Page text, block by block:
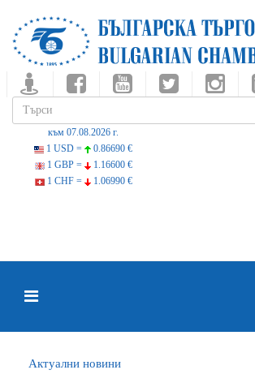
към 07.08.2026 г.
1 USD =
0.86690 €
1 GBP =
1.16600 €
1 CHF =
1.06990 €
Актуални новини